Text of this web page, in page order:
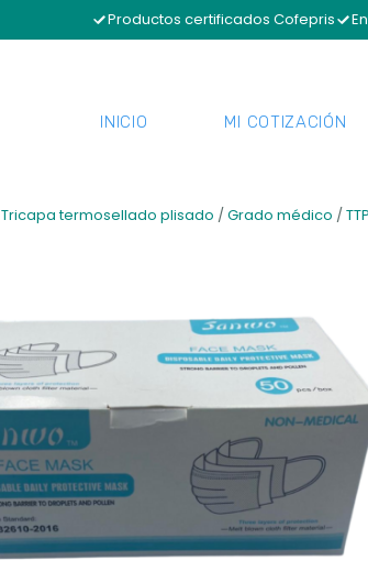
Productos certificados Cofepris
INICIO MI COTIZACIÓN
Tricapa termosellado plisado /Grado médico /